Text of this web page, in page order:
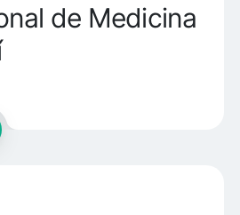
de Medicina